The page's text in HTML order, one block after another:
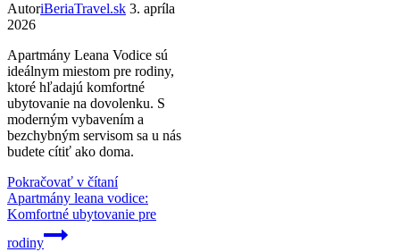
AutoriBeriaTravel.sk 3. apríla
2026
Apartmány Leana Vodice sú
ideálnym miestom pre rodiny,
ktoré hľadajú komfortné
ubytovanie na dovolenku. S
moderným vybavením a
bezchybným servisom sa u nás
budete cítiť ako doma.
Pokračovať v čítaní
Apartmány leana vodice:
Komfortné ubytovanie pre
rodiny